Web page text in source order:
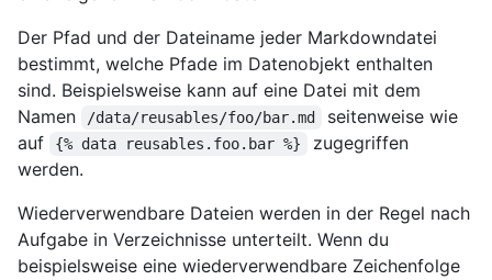
Der Pfad und der Dateiname jeder Markdowndatei
bestimmt, welche Pfade im Datenobjekt enthalten
sind. Beispielsweise kann auf eine Datei mit dem
Namen
/data/reusables/foo/bar.md
seitenweise wie
auf
{% data reusables.foo.bar %}
zugegriffen
werden.
Wiederverwendbare Dateien werden in der Regel nach
Aufgabe in Verzeichnisse unterteilt. Wenn du
beispielsweise eine wiederverwendbare Zeichenfolge